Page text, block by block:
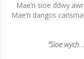
Mae’n sioe ddwy
Mae’n dangos
“Sioe wych.